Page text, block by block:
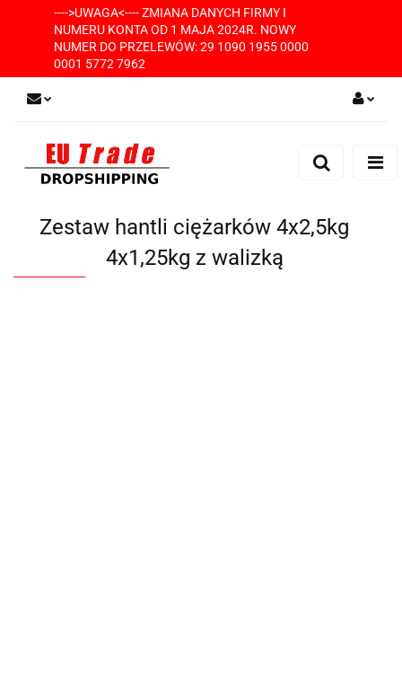
---->UWAGA<---- ZMIANA DANYCH FIRMY I
NUMERU KONTA OD 1 MAJA 2024R. NOWY
NUMER DO PRZELEWÓW: 29 1090 1955 0000
0001 5772 7962
Zarejestruj się
Zestaw hantli ciężarków 4x2,5kg
4x1,25kg z walizką